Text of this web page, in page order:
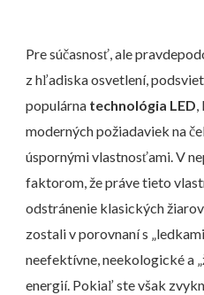
Pre súčasnosť, ale
z hľadiska osvetlení,
populárna technológia LED,
moderných požiadaviek na
úspornými vlastnosťami. V
faktorom, že práve tieto
odstránenie klasických
zostali v porovnaní s
neefektívne, neekologické a
energií. Pokiaľ ste však